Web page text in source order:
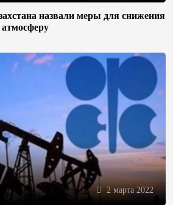
назвали меры для снижения
2 марта 2022